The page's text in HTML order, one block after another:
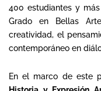
400 estudiantes y
Grado en Bellas
creatividad, el
contemporáneo en
En el marco de este